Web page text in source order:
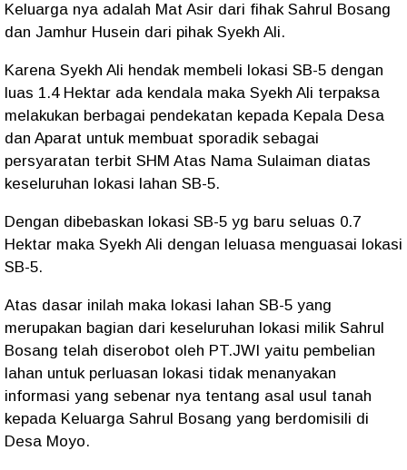
Keluarga nya adalah Mat Asir dari fihak Sahrul Bosang
dan Jamhur Husein dari pihak Syekh Ali.
Karena Syekh Ali hendak membeli lokasi SB-5 dengan
luas 1.4 Hektar ada kendala maka Syekh Ali terpaksa
melakukan berbagai pendekatan kepada Kepala Desa
dan Aparat untuk membuat sporadik sebagai
persyaratan terbit SHM Atas Nama Sulaiman diatas
keseluruhan lokasi lahan SB-5.
Dengan dibebaskan lokasi SB-5 yg baru seluas 0.7
Hektar maka Syekh Ali dengan leluasa menguasai lokasi
SB-5.
Atas dasar inilah maka lokasi lahan SB-5 yang
merupakan bagian dari keseluruhan lokasi milik Sahrul
Bosang telah diserobot oleh PT.JWI yaitu pembelian
lahan untuk perluasan lokasi tidak menanyakan
informasi yang sebenar nya tentang asal usul tanah
kepada Keluarga Sahrul Bosang yang berdomisili di
Desa Moyo.